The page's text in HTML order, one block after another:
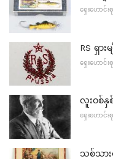
ရှေးဟောင်း
RS ရှာ
ရှေးဟောင်း
လူးဝစ်
ရှေးဟောင်း
သစ်သား